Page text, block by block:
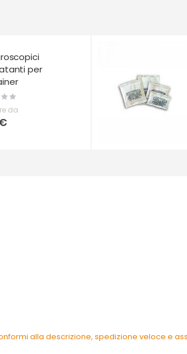
per
da
alla descrizione, spedizione veloce e